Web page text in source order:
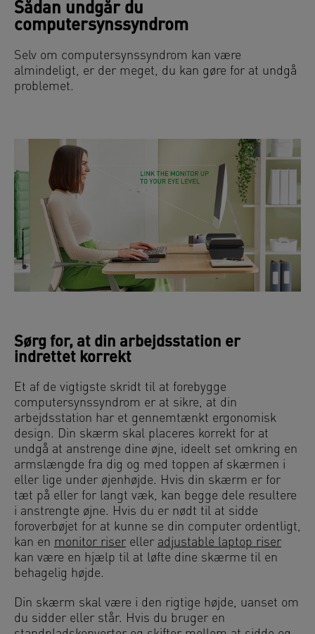
Sådan undgår du
computersynssyndrom
Selv om computersynssyndrom kan være
almindeligt, er der meget, du kan gøre for at undgå
problemet.
Sørg for, at din arbejdsstation er
indrettet korrekt
Et af de vigtigste skridt til at forebygge
computersynssyndrom er at sikre, at din
arbejdsstation har et gennemtænkt ergonomisk
design. Din skærm skal placeres korrekt for at
undgå at anstrenge dine øjne, ideelt set omkring en
armslængde fra dig og med toppen af skærmen i
eller lige under øjenhøjde. Hvis din skærm er for
tæt på eller for langt væk, kan begge dele resultere
i anstrengte øjne. Hvis du er nødt til at sidde
foroverbøjet for at kunne se din computer ordentligt,
kan en monitor riser eller adjustable laptop riser
kan være en hjælp til at løfte dine skærme til en
behagelig højde.
Din skærm skal være i den rigtige højde, uanset om
du sidder eller står. Hvis du bruger en